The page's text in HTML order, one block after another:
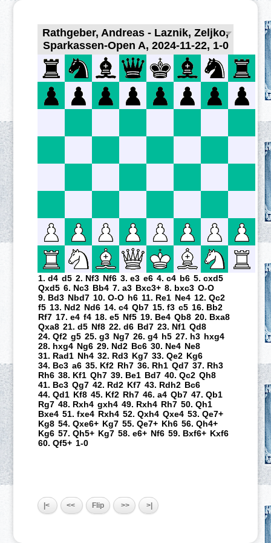
Rathgeber, Andreas - Laznik, Zeljko,
Sparkassen-Open A, 2024-11-22, 1-0
1. d4 d5 2. Nf3 Nf6 3. e3 e6 4. c4 b6 5. cxd5
Qxd5 6. Nc3 Bb4 7. a3 Bxc3+ 8. bxc3 O-O
9. Bd3 Nbd7 10. O-O h6 11. Re1 Ne4 12. Qc2
f5 13. Nd2 Nd6 14. c4 Qb7 15. f3 c5 16. Bb2
Rf7 17. e4 f4 18. e5 Nf5 19. Be4 Qb8 20. Bxa8
Qxa8 21. d5 Nf8 22. d6 Bd7 23. Nf1 Qd8
24. Qf2 g5 25. g3 Ng7 26. g4 h5 27. h3 hxg4
28. hxg4 Ng6 29. Nd2 Bc6 30. Ne4 Ne8
31. Rad1 Nh4 32. Rd3 Kg7 33. Qe2 Kg6
34. Bc3 a6 35. Kf2 Rh7 36. Rh1 Qd7 37. Rh3
Rh6 38. Kf1 Qh7 39. Be1 Bd7 40. Qc2 Qh8
41. Bc3 Qg7 42. Rd2 Kf7 43. Rdh2 Bc6
44. Qd1 Kf8 45. Kf2 Rh7 46. a4 Qb7 47. Qb1
Rg7 48. Rxh4 gxh4 49. Rxh4 Rh7 50. Qh1
Bxe4 51. fxe4 Rxh4 52. Qxh4 Qxe4 53. Qe7+
Kg8 54. Qxe6+ Kg7 55. Qe7+ Kh6 56. Qh4+
Kg6 57. Qh5+ Kg7 58. e6+ Nf6 59. Bxf6+ Kxf6
60. Qf5+ 1-0
|< << Flip >> >|